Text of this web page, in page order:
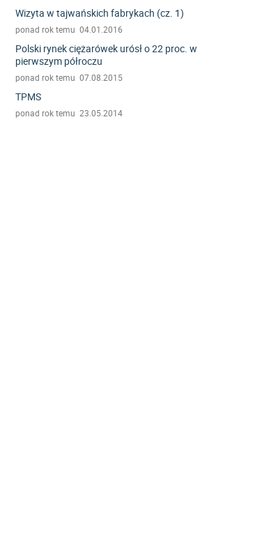
Wizyta w tajwańskich fabrykach (cz. 1)
ponad rok temu 04.01.2016
Polski rynek ciężarówek urósł o 22 proc. w
pierwszym półroczu
ponad rok temu 07.08.2015
TPMS
ponad rok temu 23.05.2014